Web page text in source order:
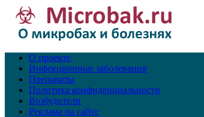
О проекте
Инфекционные заболевания
Препараты
Политика конфиденциальности
Возбудители
Реклама на сайте